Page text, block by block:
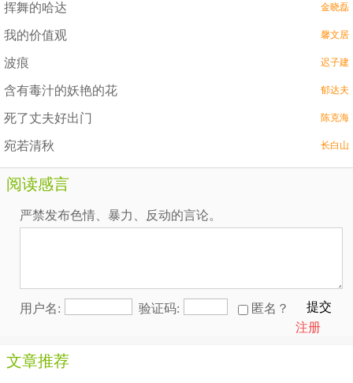
挥舞的哈达 金晓磊
我的价值观 馨文居
波痕 迟子建
含有毒汁的妖艳的花 郁达夫
死了丈夫好出门 陈克海
宛若清秋 长白山
阅读感言
严禁发布色情、暴力、反动的言论。
用户名: 验证码: 匿名？
提交
注册
文章推荐